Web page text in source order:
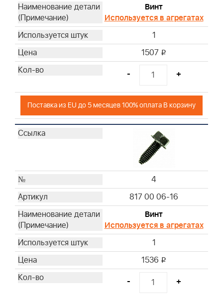
Винт
Используется в агрегатах
1
1507 i
- +
Поставка из EU до 5 месяцев 100% оплата В корзину
4
817 00 06-16
Винт
Используется в агрегатах
1
1536 i
- +